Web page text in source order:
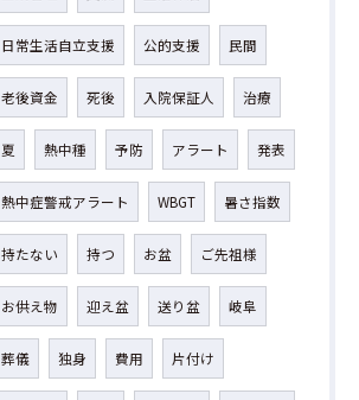
日常生活自立支援 公的支援 民間
老後資金 死後 入院保証人 治療
夏 熱中種 予防 アラート 発表
熱中症警戒アラート WBGT 暑さ指数
持たない 持つ お盆 ご先祖様
お供え物 迎え盆 送り盆 岐阜
葬儀 独身 費用 片付け